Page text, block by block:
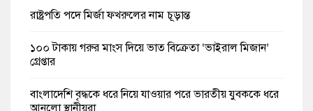
রাষ্ট্রপতি পদে মির্জা ফখরুলের নাম চূড়ান্ত
১০০ টাকায় গরুর মাংস দিয়ে ভাত বিক্রেতা ‘ভাইরাল মিজান’
গ্রেপ্তার
বাংলাদেশি বৃদ্ধকে ধরে নিয়ে যাওয়ার পরে ভারতীয় যুবককে ধরে
আনলো স্থানীয়রা